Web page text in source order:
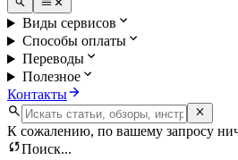
Виды сервисов
Способы оплаты
Переводы
Полезное
Контакты
К сожалению, по вашему запросу
Поиск...